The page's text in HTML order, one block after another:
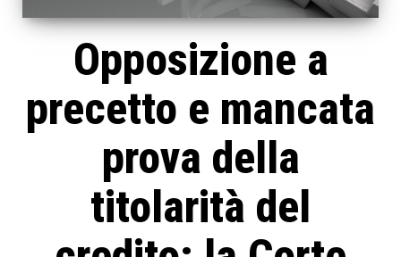
Opposizione a
precetto e mancata
prova della
titolarità del